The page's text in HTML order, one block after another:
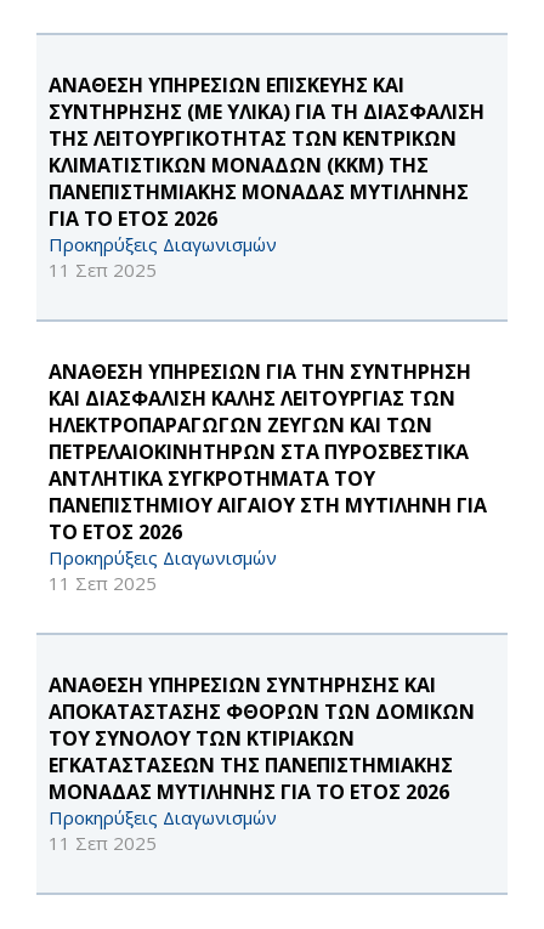
ΑΝΑΘΕΣΗ ΥΠΗΡΕΣΙΩΝ ΕΠΙΣΚΕΥΗΣ ΚΑΙ
ΣΥΝΤΗΡΗΣΗΣ (ΜΕ ΥΛΙΚΑ) ΓΙΑ ΤΗ ΔΙΑΣΦΑΛΙΣΗ
ΤΗΣ ΛΕΙΤΟΥΡΓΙΚΟΤΗΤΑΣ ΤΩΝ ΚΕΝΤΡΙΚΩΝ
ΚΛΙΜΑΤΙΣΤΙΚΩΝ ΜΟΝΑΔΩΝ (ΚΚΜ) ΤΗΣ
ΠΑΝΕΠΙΣΤΗΜΙΑΚΗΣ ΜΟΝΑΔΑΣ ΜΥΤΙΛΗΝΗΣ
ΓΙΑ ΤΟ ΕΤΟΣ 2026
Προκηρύξεις Διαγωνισμών
11 Σεπ 2025
ΑΝΑΘΕΣΗ ΥΠΗΡΕΣΙΩΝ ΓΙΑ ΤΗΝ ΣΥΝΤΗΡΗΣΗ
ΚΑΙ ΔΙΑΣΦΑΛΙΣΗ ΚΑΛΗΣ ΛΕΙΤΟΥΡΓΙΑΣ ΤΩΝ
ΗΛΕΚΤΡΟΠΑΡΑΓΩΓΩΝ ΖΕΥΓΩΝ ΚΑΙ ΤΩΝ
ΠΕΤΡΕΛΑΙΟΚΙΝΗΤΗΡΩΝ ΣΤΑ ΠΥΡΟΣΒΕΣΤΙΚΑ
ΑΝΤΛΗΤΙΚΑ ΣΥΓΚΡΟΤΗΜΑΤΑ ΤΟΥ
ΠΑΝΕΠΙΣΤΗΜΙΟΥ ΑΙΓΑΙΟΥ ΣΤΗ ΜΥΤΙΛΗΝΗ ΓΙΑ
ΤΟ ΕΤΟΣ 2026
Προκηρύξεις Διαγωνισμών
11 Σεπ 2025
ΑΝΑΘΕΣΗ ΥΠΗΡΕΣΙΩΝ ΣΥΝΤΗΡΗΣΗΣ ΚΑΙ
ΑΠΟΚΑΤΑΣΤΑΣΗΣ ΦΘΟΡΩΝ ΤΩΝ ΔΟΜΙΚΩΝ
ΤΟΥ ΣΥΝΟΛΟΥ ΤΩΝ ΚΤΙΡΙΑΚΩΝ
ΕΓΚΑΤΑΣΤΑΣΕΩΝ ΤΗΣ ΠΑΝΕΠΙΣΤΗΜΙΑΚΗΣ
ΜΟΝΑΔΑΣ ΜΥΤΙΛΗΝΗΣ ΓΙΑ ΤΟ ΕΤΟΣ 2026
Προκηρύξεις Διαγωνισμών
11 Σεπ 2025